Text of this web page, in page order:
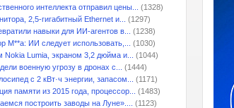
интеллекта отправил цены...
(1328)
2,5-гигабитный Ethernet и...
(1297)
навыки для ИИ-агентов в...
(1238)
M**a: ИИ следует использовать,...
(1030)
Nokia Lumia, экраном 3,2 дюйма и...
(1044)
военную угрозу в дронах с...
(1444)
с 2 кВт·ч энергии, запасом...
(1171)
памяти из 2015 года, процессор...
(1483)
построить заводы на Луне»....
(1123)